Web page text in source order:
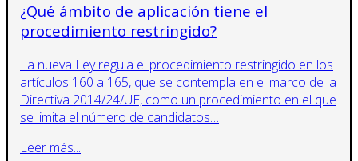
¿Qué ámbito de aplicación tiene el
procedimiento restringido?
La nueva Ley regula el procedimiento restringido en los
artículos 160 a 165, que se contempla en el marco de la
Directiva 2014/24/UE, como un procedimiento en el que
se limita el número de candidatos…
Leer más...